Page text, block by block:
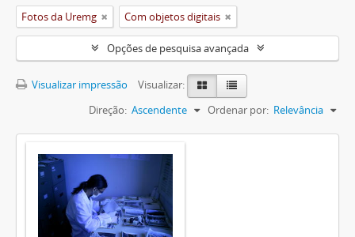
Fotos da Uremg Com objetos digitais
Opções de pesquisa avançada
Visualizar impressão
Visualizar:
Ordenar por: Relevância
Direção: Ascendente